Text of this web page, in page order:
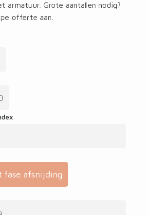
armatuur. Grote aantallen nodig?
offerte aan.
fase afsnijding